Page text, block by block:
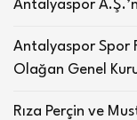
Antalyaspor
Antalyaspor Spor
Olağan Genel
Rıza Perçin ve